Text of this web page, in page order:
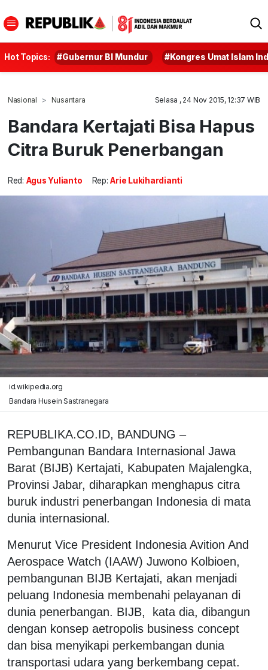
Hot Topics: #Gubernur BI Mundur #Kongres Umat Islam
Nasional Nusantara Selasa , 24 Nov 2015, 12:37 WIB
Bandara Kertajati Bisa Hapus
Citra Buruk Penerbangan
Red: Agus Yulianto Rep: Arie Lukihardianti
id.wikipedia.org
Bandara Husein Sastranegara
REPUBLIKA.CO.ID, BANDUNG –
Pembangunan Bandara Internasional Jawa
Barat (BIJB) Kertajati, Kabupaten Majalengka,
Provinsi Jabar, diharapkan menghapus citra
buruk industri penerbangan Indonesia di mata
dunia internasional.
Menurut Vice President Indonesia Avition And
Aerospace Watch (IAAW) Juwono Kolbioen,
pembangunan BIJB Kertajati, akan menjadi
peluang Indonesia membenahi pelayanan di
dunia penerbangan. BIJB, kata dia, dibangun
dengan konsep aetropolis business concept
dan bisa menyikapi perkembangan dunia
transportasi udara yang berkembang cepat.